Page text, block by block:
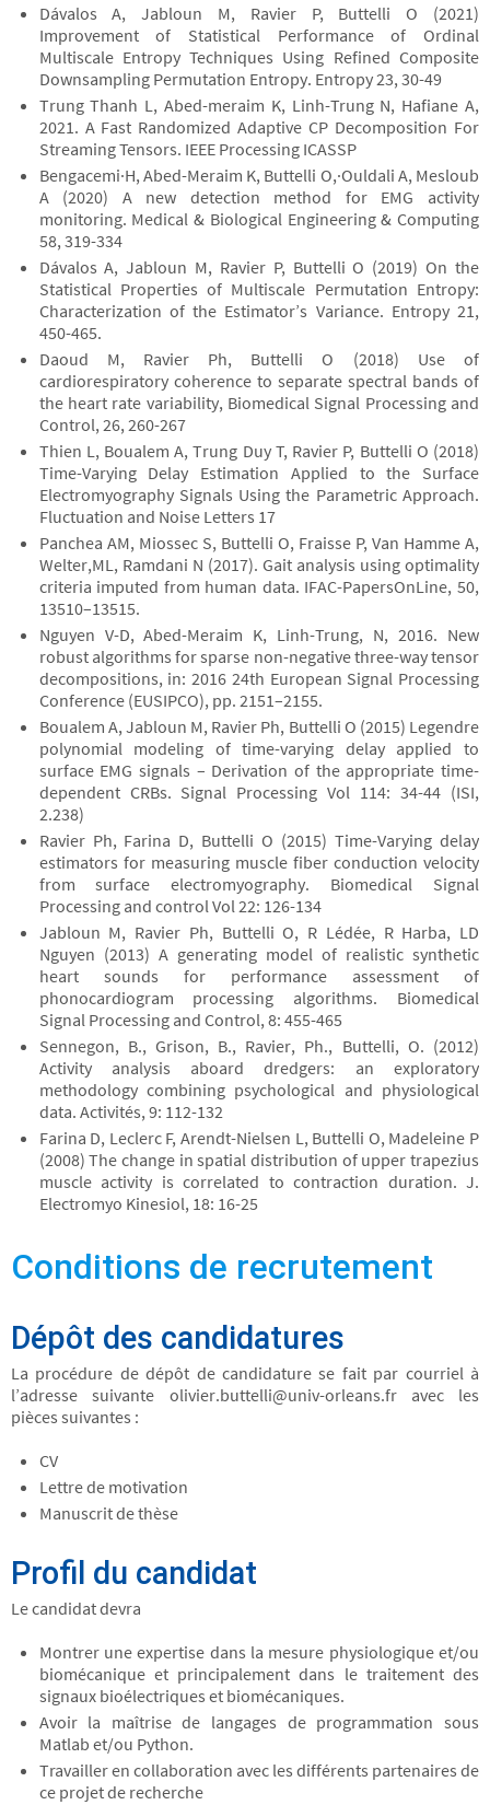
Dávalos A, Jabloun M, Ravier P, Buttelli O (2021)
Improvement of Statistical Performance of Ordinal
Multiscale Entropy Techniques Using Refined Composite
Downsampling Permutation Entropy. Entropy 23, 30-49
Trung Thanh L, Abed-meraim K, Linh-Trung N, Hafiane A,
2021. A Fast Randomized Adaptive CP Decomposition For
Streaming Tensors. IEEE Processing ICASSP
Bengacemi·H, Abed-Meraim K, Buttelli O,·Ouldali A, Mesloub
A (2020) A new detection method for EMG activity
monitoring. Medical & Biological Engineering & Computing
58, 319-334
Dávalos A, Jabloun M, Ravier P, Buttelli O (2019) On the
Statistical Properties of Multiscale Permutation Entropy:
Characterization of the Estimator’s Variance. Entropy 21,
450-465.
Daoud M, Ravier Ph, Buttelli O (2018) Use of
cardiorespiratory coherence to separate spectral bands of
the heart rate variability, Biomedical Signal Processing and
Control, 26, 260-267
Thien L, Boualem A, Trung Duy T, Ravier P, Buttelli O (2018)
Time-Varying Delay Estimation Applied to the Surface
Electromyography Signals Using the Parametric Approach.
Fluctuation and Noise Letters 17
Panchea AM, Miossec S, Buttelli O, Fraisse P, Van Hamme A,
Welter,ML, Ramdani N (2017). Gait analysis using optimality
criteria imputed from human data. IFAC-PapersOnLine, 50,
13510–13515.
Nguyen V-D, Abed-Meraim K, Linh-Trung, N, 2016. New
robust algorithms for sparse non-negative three-way tensor
decompositions, in: 2016 24th European Signal Processing
Conference (EUSIPCO), pp. 2151–2155.
Boualem A, Jabloun M, Ravier Ph, Buttelli O (2015) Legendre
polynomial modeling of time-varying delay applied to
surface EMG signals – Derivation of the appropriate time-
dependent CRBs. Signal Processing Vol 114: 34-44 (ISI,
2.238)
Ravier Ph, Farina D, Buttelli O (2015) Time-Varying delay
estimators for measuring muscle fiber conduction velocity
from surface electromyography. Biomedical Signal
Processing and control Vol 22: 126-134
Jabloun M, Ravier Ph, Buttelli O, R Lédée, R Harba, LD
Nguyen (2013) A generating model of realistic synthetic
heart sounds for performance assessment of
phonocardiogram processing algorithms. Biomedical
Signal Processing and Control, 8: 455-465
Sennegon, B., Grison, B., Ravier, Ph., Buttelli, O. (2012)
Activity analysis aboard dredgers: an exploratory
methodology combining psychological and physiological
data. Activités, 9: 112-132
Farina D, Leclerc F, Arendt-Nielsen L, Buttelli O, Madeleine P
(2008) The change in spatial distribution of upper trapezius
muscle activity is correlated to contraction duration. J.
Electromyo Kinesiol, 18: 16-25
Conditions de recrutement
Dépôt des candidatures
La procédure de dépôt de candidature se fait par courriel à
l’adresse suivante olivier.buttelli@univ-orleans.fr avec les
pièces suivantes :
CV
Lettre de motivation
Manuscrit de thèse
Profil du candidat
Le candidat devra
Montrer une expertise dans la mesure physiologique et/ou
biomécanique et principalement dans le traitement des
signaux bioélectriques et biomécaniques.
Avoir la maîtrise de langages de programmation sous
Matlab et/ou Python.
Travailler en collaboration avec les différents partenaires de
ce projet de recherche